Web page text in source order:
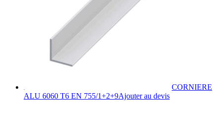
CORNIERE
ALU 6060 T6 EN 755/1+2+9Ajouter au devisCe